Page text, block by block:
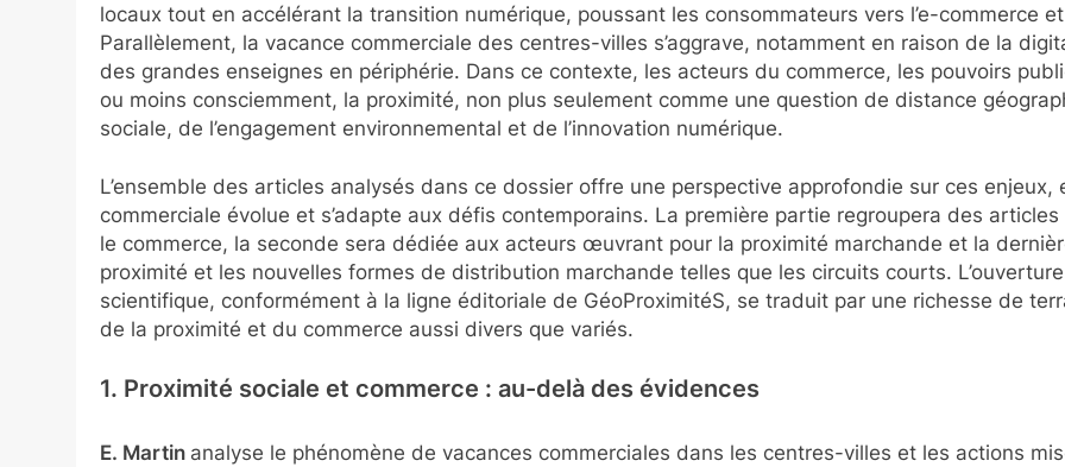
locaux tout en accélérant la transition numérique, poussant les consommateurs vers l’e-commerce
Parallèlement, la vacance commerciale des centres-villes s’aggrave, notamment en raison de la
des grandes enseignes en périphérie. Dans ce contexte, les acteurs du commerce, les pouvoirs
ou moins consciemment, la proximité, non plus seulement comme une question de distance
sociale, de l’engagement environnemental et de l’innovation numérique.
L’ensemble des articles analysés dans ce dossier offre une perspective approfondie sur ces
commerciale évolue et s’adapte aux défis contemporains. La première partie regroupera des
le commerce, la seconde sera dédiée aux acteurs œuvrant pour la proximité marchande et la
proximité et les nouvelles formes de distribution marchande telles que les circuits courts.
scientifique, conformément à la ligne éditoriale de GéoProximitéS, se traduit par une richesse de
de la proximité et du commerce aussi divers que variés.
1. Proximité sociale et commerce : au-delà des évidences
E. Martin analyse le phénomène de vacances commerciales dans les centres-villes et les actions